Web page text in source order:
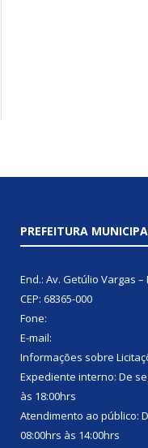
PREFEITURA
End.: Av. Getúlio Vargas –
CEP: 68365-000
Fone:
E-mail:
Informações sobre
Expediente interno: De
às 18:00hrs
Atendimento ao público:
08:00hrs às 14:00hrs